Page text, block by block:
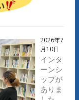
2026年7
月10日
インタ
ーンシ
ップが
ありま